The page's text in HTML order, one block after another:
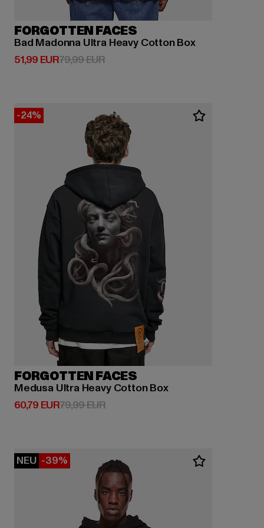
FORGOTTEN FACES
Bad Madonna Ultra Heavy Cotton Box
51,99 EUR
Derzeitiger Preis: 51,99 EUR
79,99 EURAktionspreis: 79,99 EUR
-24%
FORGOTTEN FACES
Medusa Ultra Heavy Cotton Box
60,79 EUR
Derzeitiger Preis: 60,79 EUR
79,99 EURAktionspreis: 79,99 EUR
NEU -39%